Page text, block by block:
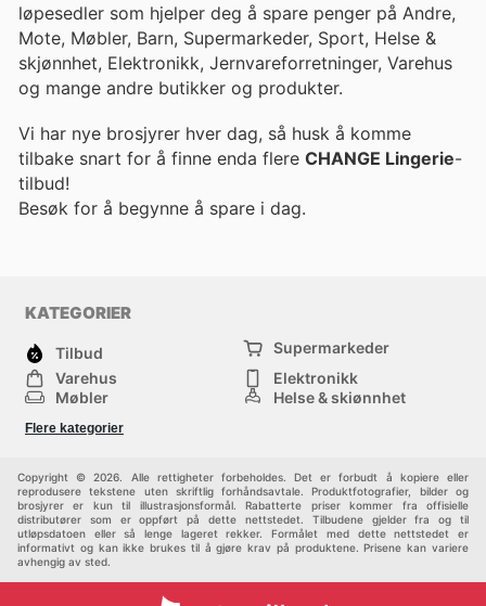
løpesedler som hjelper deg å spare penger på Andre,
Mote, Møbler, Barn, Supermarkeder, Sport, Helse &
skjønnhet, Elektronikk, Jernvareforretninger, Varehus
og mange andre butikker og produkter.
Vi har nye brosjyrer hver dag, så husk å komme
tilbake snart for å finne enda flere CHANGE Lingerie-
tilbud!
Besøk for å begynne å spare i dag.
KATEGORIER
Tilbud
Supermarkeder
Varehus
Elektronikk
Møbler
Helse & skjønnhet
Sport
Flere kategorier
Copyright © 2026. Alle rettigheter forbeholdes. Det er forbudt å kopiere eller
reprodusere tekstene uten skriftlig forhåndsavtale. Produktfotografier, bilder og
brosjyrer er kun til illustrasjonsformål. Rabatterte priser kommer fra offisielle
distributører som er oppført på dette nettstedet. Tilbudene gjelder fra og til
utløpsdatoen eller så lenge lageret rekker. Formålet med dette nettstedet er
informativt og kan ikke brukes til å gjøre krav på produktene. Prisene kan variere
avhengig av sted.